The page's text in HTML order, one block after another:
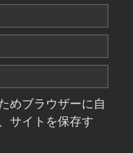
めブラウザーに自
サイトを保存す